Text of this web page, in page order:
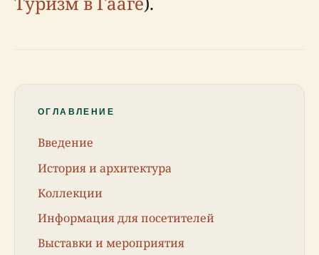
ОГЛАВЛЕНИЕ
Введение
История и архитектура
Коллекции
Информация для посетителей
Выставки и мероприятия